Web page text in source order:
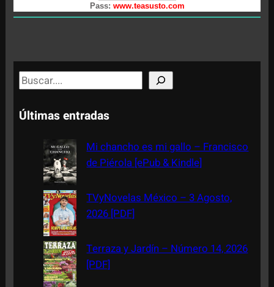
Pass: www.teasusto.com
S
e
a
Últimas entradas
Mi chancho es mi gallo – Francisco
de Piérola [ePub & Kindle]
TVyNovelas México – 3 Agosto,
2026 [PDF]
Terraza y Jardín – Número 14, 2026
[PDF]